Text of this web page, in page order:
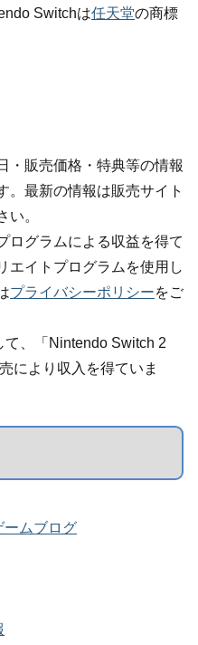
Switchは任天堂の商標
・販売価格・特典等の情報
。最新の情報は販売サイト
い。
ログラムによる収益を得て
エイトプログラムを使用し
プライバシーポリシーをご
、「Nintendo Switch 2
により収入を得ていま
ームブログ